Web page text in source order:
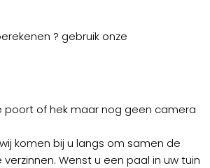
? gebruik onze
poort of hek maar nog geen camera
komen bij u langs om samen de
Wenst u een paal in uw tuin